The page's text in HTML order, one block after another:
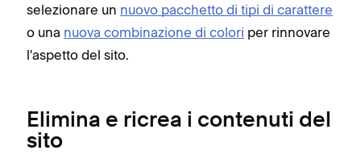
selezionare un nuovo pacchetto di tipi di carattere
o una nuova combinazione di colori per rinnovare
l'aspetto del sito.
Elimina e ricrea i contenuti del
sito